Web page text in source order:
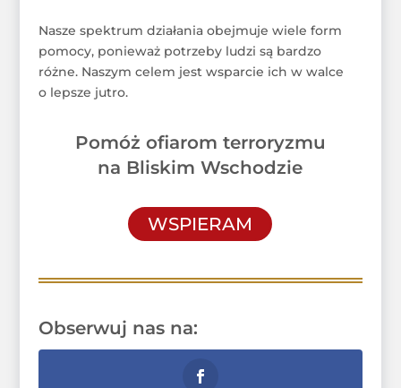
Nasze spektrum działania obejmuje wiele form
pomocy, ponieważ potrzeby ludzi są bardzo
różne. Naszym celem jest wsparcie ich w walce
o lepsze jutro.
Pomóż ofiarom terroryzmu
na Bliskim Wschodzie
WSPIERAM
Obserwuj nas na: